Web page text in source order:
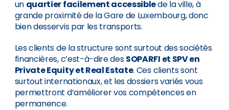
un quartier facilement accessiblede la ville, à
grande proximité de la Gare de Luxembourg, donc
bien desservis par les transports.
Les clients de la structure sont surtout des sociétés
financières, c’est-à-dire desSOPARFI et SPV en
Private Equity et Real Estate. Ces clients sont
surtout internationaux, et les dossiers variés vous
permettront d’améliorer vos compétences en
permanence.